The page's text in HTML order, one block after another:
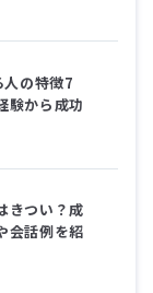
の特徴7
験から成功
きつい？成
会話例を紹